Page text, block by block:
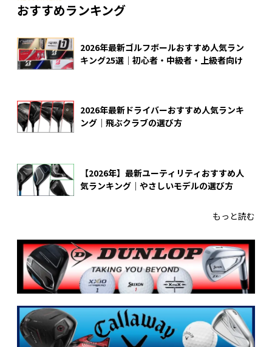
おすすめランキング
2026年最新ゴルフボールおすすめ人気ラン
キング25選｜初心者・中級者・上級者向け
2026年最新ドライバーおすすめ人気ランキ
ング｜飛ぶクラブの選び方
【2026年】最新ユーティリティおすすめ人
気ランキング｜やさしいモデルの選び方
もっと読む